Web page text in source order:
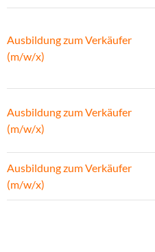
Ausbildung zum Verkäufer
(m/w/x)
Ausbildung zum Verkäufer
(m/w/x)
Ausbildung zum Verkäufer
(m/w/x)